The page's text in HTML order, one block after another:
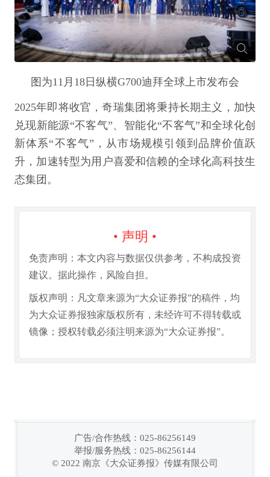
图为11月18日纵横G700迪拜全球上市发布会
2025年即将收官，奇瑞集团将秉持长期主义，加快
兑现新能源“不客气”、智能化“不客气”和全球化创
新体系“不客气”，从市场规模引领到品牌价值跃
升，加速转型为用户喜爱和信赖的全球化高科技生
态集团。
• 声明 •
免责声明：本文内容与数据仅供参考，不构成投资
建议。据此操作，风险自担。
版权声明：凡文章来源为“大众证券报”的稿件，均
为大众证券报独家版权所有，未经许可不得转载或
镜像；授权转载必须注明来源为“大众证券报”。
广告/合作热线：025-86256149
举报/服务热线：025-86256144
© 2022 南京《大众证券报》传媒有限公司
链接复制成功！